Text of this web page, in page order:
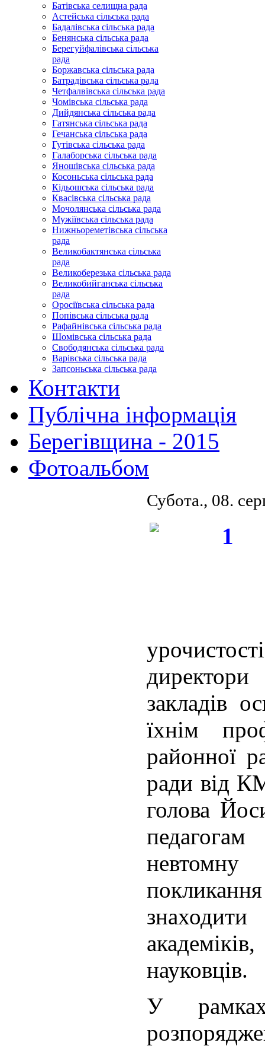
Батівська селищна рада
Астейська сільська рада
Бадалівська сільська рада
Бенянська сільська рада
Берегуйфалівська сільська
рада
Боржавська сільська рада
Батрадівська сільська рада
Четфалвівська сільська рада
Чомівська сільська рада
Дийдянська сільська рада
Гатянська сільська рада
Гечанська сільська рада
Гутівська сільська рада
Галаборська сільська рада
Яношівська сільська рада
Косоньська сільська рада
Кідьошська сільська рада
Квасівська сільська рада
Мочолянська сільська рада
Мужіївська сільська рада
Нижньореметівська сільська
рада
Великобактянська сільська
рада
Великоберезька сільська рада
Великобийганська сільська
рада
Оросіївська сільська рада
Попівська сільська рада
Рафайнівська сільська рада
Шомівська сільська рада
Свободянська сільська рада
Варівська сільська рада
Запсоньська сільська рада
Контакти
Публічна інформація
Берегівщина - 2015
Фотоальбом
Субота., 08.
закладів
їхнім
районної
ради від
голова
науковців.
У